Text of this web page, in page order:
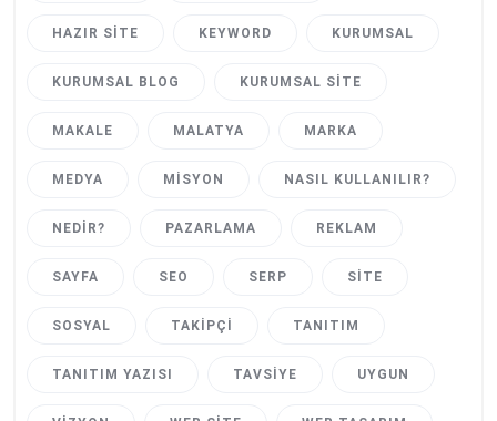
HAZIR SITE KEYWORD KURUMSAL
KURUMSAL BLOG KURUMSAL SITE
MAKALE MALATYA MARKA
MEDYA MISYON NASIL KULLANILIR?
NEDIR? PAZARLAMA REKLAM
SAYFA SEO SERP SITE
SOSYAL TAKIPÇI TANITIM
TANITIM YAZISI TAVSIYE UYGUN